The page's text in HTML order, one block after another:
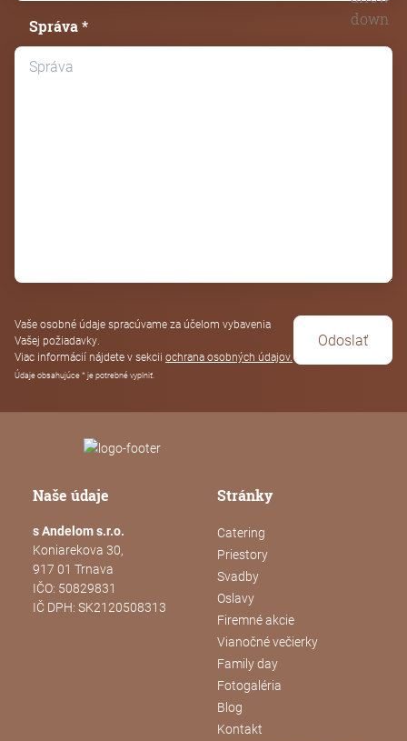
Správa *
Vaše osobné údaje spracúvame za účelom vybavenia
Vašej požiadavky.
Viac informácií nájdete v sekcii ochrana osobných údajov.
Údaje obsahujúce * je potrebné vyplniť.
Naše údaje
s Andelom s.r.o.
Koniarekova 30,
917 01 Trnava
IČO: 50829831
IČ DPH: SK2120508313
Stránky
Catering
Priestory
Svadby
Oslavy
Firemné akcie
Vianočné večierky
Family day
Fotogaléria
Blog
Kontakt